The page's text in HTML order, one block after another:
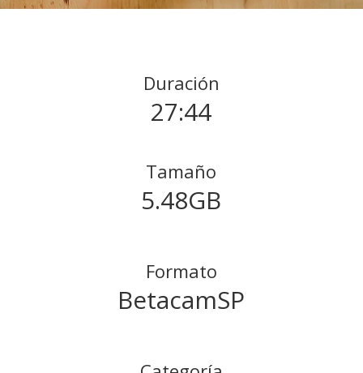
Duración
27:44
Tamaño
5.48GB
Formato
BetacamSP